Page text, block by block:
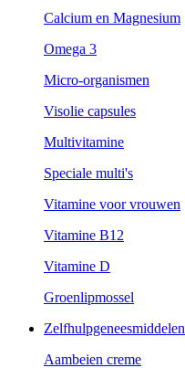
Calcium en Magnesium
Omega 3
Micro-organismen
Visolie capsules
Multivitamine
Speciale multi's
Vitamine voor vrouwen
Vitamine B12
Vitamine D
Groenlipmossel
Zelfhulpgeneesmiddelen
Aambeien creme